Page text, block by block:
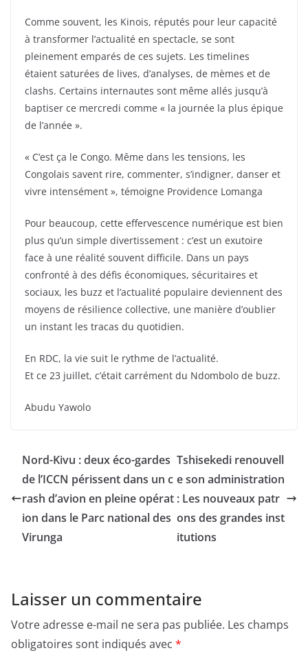
Comme souvent, les Kinois, réputés pour leur capacité
à transformer l’actualité en spectacle, se sont
pleinement emparés de ces sujets. Les timelines
étaient saturées de lives, d’analyses, de mèmes et de
clashs. Certains internautes sont même allés jusqu’à
baptiser ce mercredi comme « la journée la plus épique
de l’année ».
« C’est ça le Congo. Même dans les tensions, les
Congolais savent rire, commenter, s’indigner, danser et
vivre intensément », témoigne Providence Lomanga
Pour beaucoup, cette effervescence numérique est bien
plus qu’un simple divertissement : c’est un exutoire
face à une réalité souvent difficile. Dans un pays
confronté à des défis économiques, sécuritaires et
sociaux, les buzz et l’actualité populaire deviennent des
moyens de résilience collective, une manière d’oublier
un instant les tracas du quotidien.
En RDC, la vie suit le rythme de l’actualité.
Et ce 23 juillet, c’était carrément du Ndombolo de buzz.
Abudu Yawolo
Nord-Kivu : deux éco-gardes
de l’ICCN périssent dans un c
rash d’avion en pleine opérat
ion dans le Parc national des
Virunga
Tshisekedi renouvell
e son administration
: Les nouveaux patr
ons des grandes inst
itutions
Laisser un commentaire
Votre adresse e-mail ne sera pas publiée. Les champs
obligatoires sont indiqués avec *